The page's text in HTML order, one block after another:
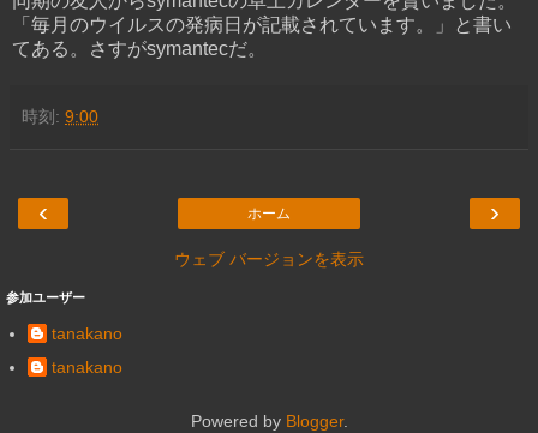
「毎月のウイルスの発病日が記載されています。」と書い
てある。さすがsymantecだ。
時刻: 9:00
‹ ›
ホーム
ウェブ バージョンを表示
参加ユーザー
tanakano
tanakano
Powered by Blogger.